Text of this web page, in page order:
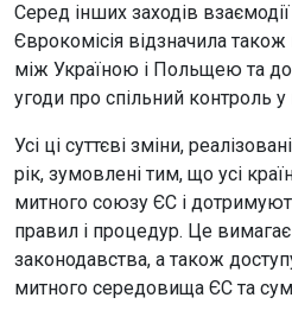
Серед інших заходів
Єврокомісія відзначила
між Україною і Польщею та
угоди про спільний контроль у
Усі ці суттєві зміни,
рік, зумовлені тим, що усі
митного союзу ЄС і
правил і процедур. Це
законодавства, а також
митного середовища ЄС та